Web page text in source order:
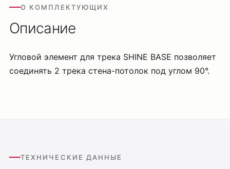
О КОМПЛЕКТУЮЩИХ
Описание
Угловой элемент для трека SHINE BASE позволяет
соединять 2 трека стена-потолок под углом 90°.
ТЕХНИЧЕСКИЕ ДАННЫЕ